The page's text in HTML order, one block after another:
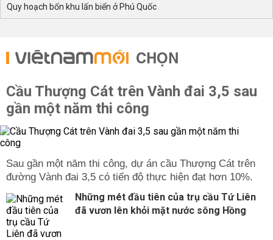
Quy hoạch bốn khu lấn biển ở Phú Quốc
CHỌN
Cầu Thượng Cát trên Vành đai 3,5 sau
gần một năm thi công
Sau gần một năm thi công, dự án cầu Thượng Cát trên
đường Vành đai 3,5 có tiến độ thực hiện đạt hơn 10%.
Những mét đầu tiên của trụ cầu Tứ Liên
đã vươn lên khỏi mặt nước sông Hồng